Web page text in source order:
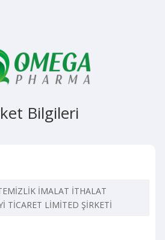
Bilgileri
İMALAT İTHALAT
TİCARET LİMİTED ŞİRKETİ